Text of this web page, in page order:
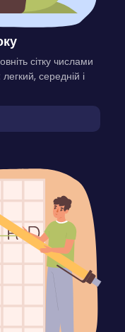
сітку числами
середній і